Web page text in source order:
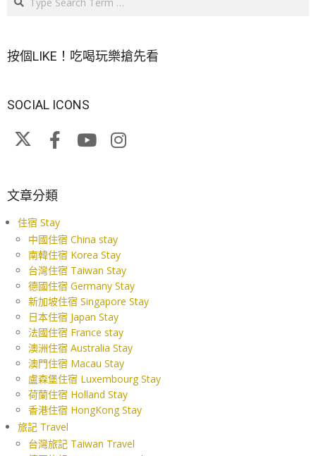
按個LIKE！吃喝玩樂搶先看
SOCIAL ICONS
文章分類
住宿 Stay
中國住宿 China stay
南韓住宿 Korea Stay
台灣住宿 Taiwan Stay
德國住宿 Germany Stay
新加坡住宿 Singapore Stay
日本住宿 Japan Stay
法國住宿 France stay
澳洲住宿 Australia Stay
澳門住宿 Macau Stay
盧森堡住宿 Luxembourg Stay
荷蘭住宿 Holland Stay
香港住宿 HongKong Stay
旅記 Travel
台灣旅記 Taiwan Travel